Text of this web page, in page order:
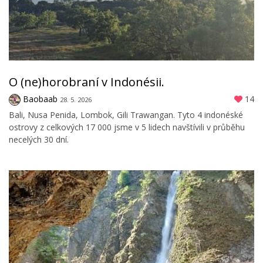
O (ne)horobraní v Indonésii.
Baobaab 28. 5. 2026
14
Bali, Nusa Penida, Lombok, Gili Trawangan. Tyto 4 indonéské
ostrovy z celkových 17 000 jsme v 5 lidech navštívili v průběhu
necelých 30 dní.